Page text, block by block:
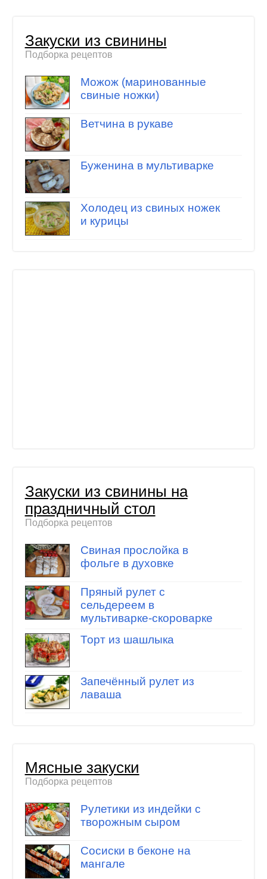
Закуски из свинины
Подборка рецептов
Можож (маринованные
свиные ножки)
Ветчина в рукаве
Буженина в мультиварке
Холодец из свиных ножек
и курицы
Закуски из свинины на
праздничный стол
Подборка рецептов
Свиная прослойка в
фольге в духовке
Пряный рулет с
сельдереем в
мультиварке-скороварке
Торт из шашлыка
Запечённый рулет из
лаваша
Мясные закуски
Подборка рецептов
Рулетики из индейки с
творожным сыром
Сосиски в беконе на
мангале